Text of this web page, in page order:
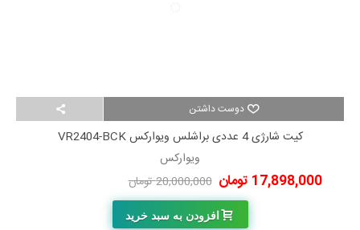
دوست داشتن
کیت شارژی 4 عددی براشلس ویوارکس VR2404-BCK
ویوارکس
17,898,000 تومان 20,000,000 تومان
افزودن به سبد خرید